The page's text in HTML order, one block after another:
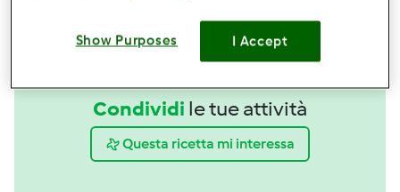
Condividi le tue attività
Questa ricetta mi interessa
Show Purposes I Accept